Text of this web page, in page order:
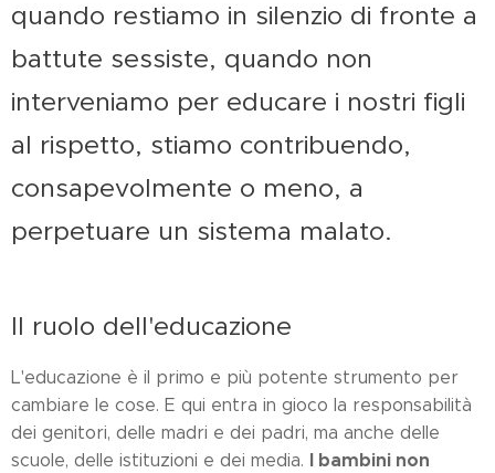
quando restiamo in silenzio di fronte a
battute sessiste, quando non
interveniamo per educare i nostri figli
al rispetto, stiamo contribuendo,
consapevolmente o meno, a
perpetuare un sistema malato.
Il ruolo dell'educazione
L'educazione è il primo e più potente strumento per
cambiare le cose. E qui entra in gioco la responsabilità
dei genitori, delle madri e dei padri, ma anche delle
scuole, delle istituzioni e dei media. I bambini non